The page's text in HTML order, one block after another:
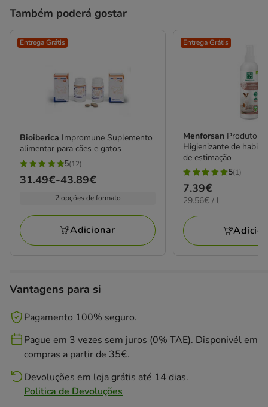
Também poderá gostar
Entrega Grátis
Bioiberica Impromune Suplemento
alimentar para cães e gatos
5
estrelas
12
avaliações
5(12)
Preço
a
43.89€
31.49€-43.89€
2 opções de formato
Adicionar
Entrega Grátis
Menforsan Produto
Higienizante de
de estimação
5
estrelas
com
1
avaliações
5(1)
Preço
7.39€
7.39€
29.56€
L
29.56€ / l
Vantagens para si
Pagamento 100% seguro.
Pague em 3 vezes sem juros (0% TAE). Disponivél em
compras a partir de 35€.
Devoluções em loja grátis até 14 dias.
Politica de Devoluções